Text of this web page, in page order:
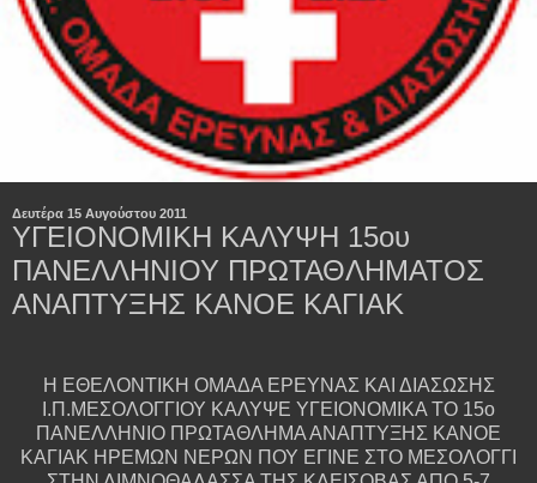
Δευτέρα 15 Αυγούστου 2011
ΥΓΕΙΟΝΟΜΙΚΗ ΚΑΛΥΨΗ 15ου
ΠΑΝΕΛΛΗΝΙΟΥ ΠΡΩΤΑΘΛΗΜΑΤΟΣ
ΑΝΑΠΤΥΞΗΣ ΚΑΝΟΕ ΚΑΓΙΑΚ
Η ΕΘΕΛΟΝΤΙΚΗ ΟΜΑΔΑ ΕΡΕΥΝΑΣ ΚΑΙ ΔΙΑΣΩΣΗΣ
Ι.Π.ΜΕΣΟΛΟΓΓΙΟΥ ΚΑΛΥΨΕ ΥΓΕΙΟΝΟΜΙΚΑ ΤΟ 15ο
ΠΑΝΕΛΛΗΝΙΟ ΠΡΩΤΑΘΛΗΜΑ ΑΝΑΠΤΥΞΗΣ ΚΑΝΟΕ
ΚΑΓΙΑΚ ΗΡΕΜΩΝ ΝΕΡΩΝ ΠΟΥ ΕΓΙΝΕ ΣΤΟ ΜΕΣΟΛΟΓΓΙ